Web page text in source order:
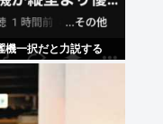
機一択だと力説する